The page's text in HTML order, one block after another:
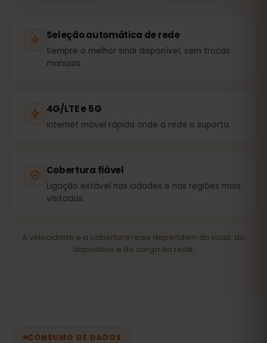
Seleção automática de rede
Sempre o melhor sinal disponível, sem trocas
manuais.
4G/LTE e 5G
Internet móvel rápida onde a rede o suporta.
Cobertura fiável
Ligação estável nas cidades e nas regiões mais
visitadas.
A velocidade e a cobertura reais dependem do local, do
dispositivo e da carga da rede.
CONSUMO DE DADOS